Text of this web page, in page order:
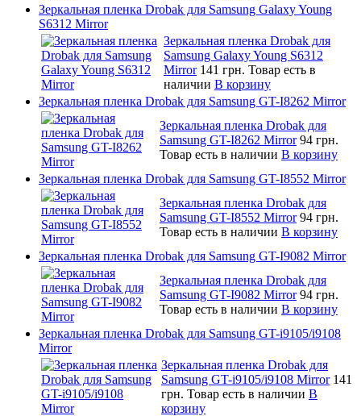
Зеркальная пленка Drobak для Samsung Galaxy Young
S6312 Mirror
Зеркальная пленка Drobak для
Samsung Galaxy Young S6312
Mirror 141 грн. Товар есть в
наличии В корзину
Зеркальная пленка Drobak для Samsung GT-I8262 Mirror
Зеркальная пленка Drobak для
Samsung GT-I8262 Mirror 94 грн.
Товар есть в наличии В корзину
Зеркальная пленка Drobak для Samsung GT-I8552 Mirror
Зеркальная пленка Drobak для
Samsung GT-I8552 Mirror 94 грн.
Товар есть в наличии В корзину
Зеркальная пленка Drobak для Samsung GT-I9082 Mirror
Зеркальная пленка Drobak для
Samsung GT-I9082 Mirror 94 грн.
Товар есть в наличии В корзину
Зеркальная пленка Drobak для Samsung GT-i9105/i9108
Mirror
Зеркальная пленка Drobak для
Samsung GT-i9105/i9108 Mirror 141
грн. Товар есть в наличии В
корзину